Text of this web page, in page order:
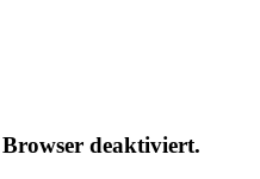
deaktiviert.